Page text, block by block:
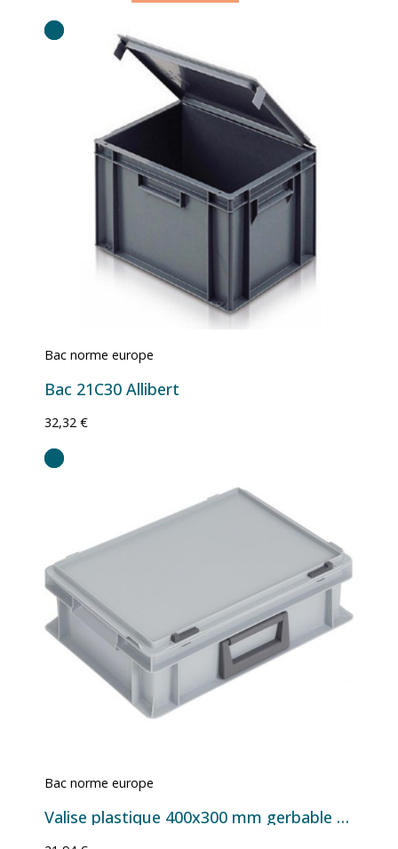
Bac norme europe
Bac 21C30 Allibert
32,32 €
Bac norme europe
Valise plastique 400x300 mm gerbable avec couvercle – Série PC disponible en 11L, 15,5L et 19,9L